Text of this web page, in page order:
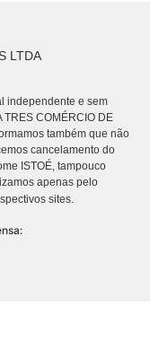
LTDA
independente e sem
COMÉRCIO DE
também que não
cancelamento do
ISTOÉ, tampouco
apenas pelo
sites.